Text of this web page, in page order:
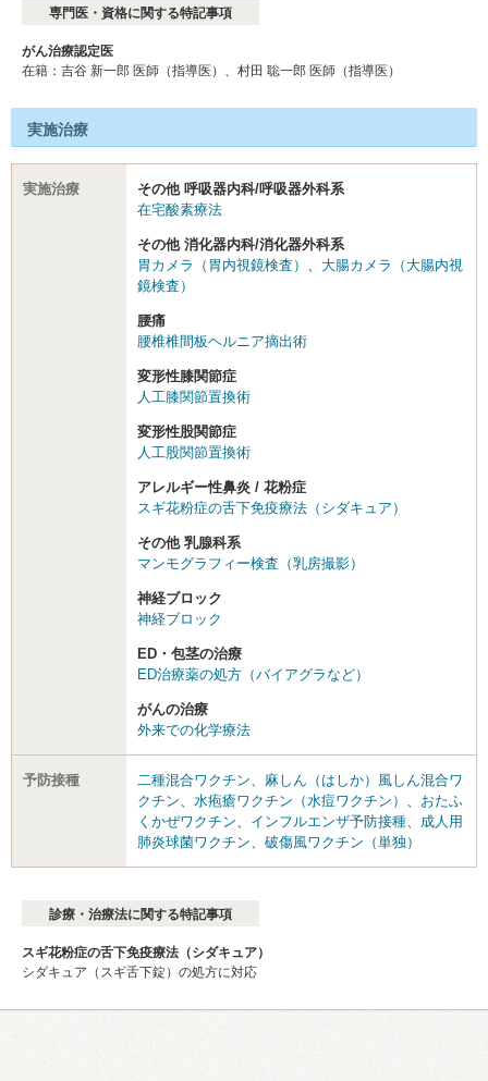
専門医・資格に関する特記事項
がん治療認定医
在籍：吉⾕ 新⼀郎 医師（指導医）、村⽥ 聡⼀郎 医師（指導医）
実施治療
実施治療
その他 呼吸器内科/呼吸器外科系
在宅酸素療法
その他 消化器内科/消化器外科系
胃カメラ（胃内視鏡検査）
大腸カメラ（大腸内視
鏡検査）
腰痛
腰椎椎間板ヘルニア摘出術
変形性膝関節症
人工膝関節置換術
変形性股関節症
人工股関節置換術
アレルギー性鼻炎 / 花粉症
スギ花粉症の舌下免疫療法（シダキュア）
その他 乳腺科系
マンモグラフィー検査（乳房撮影）
神経ブロック
神経ブロック
ED・包茎の治療
ED治療薬の処方（バイアグラなど）
がんの治療
外来での化学療法
予防接種 二種混合ワクチン
麻しん（はしか）風しん混合ワ
クチン
水疱瘡ワクチン（水痘ワクチン）
おたふ
くかぜワクチン
インフルエンザ予防接種
成人用
肺炎球菌ワクチン
破傷風ワクチン（単独）
診療・治療法に関する特記事項
スギ花粉症の舌下免疫療法（シダキュア）
シダキュア（スギ舌下錠）の処方に対応